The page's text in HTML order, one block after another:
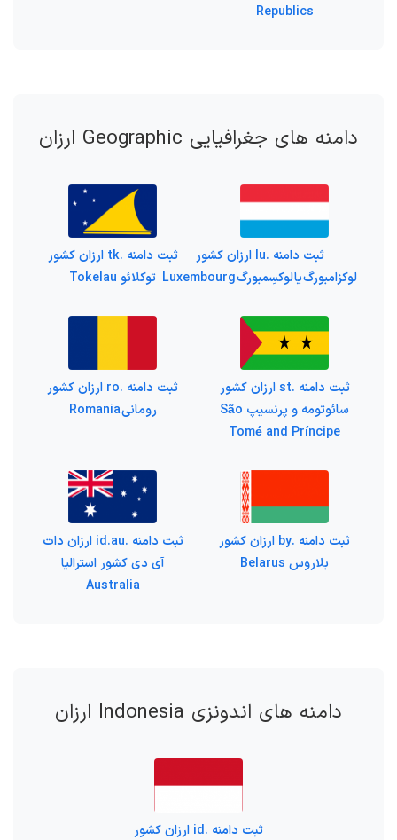
Republics
دامنه های جغرافیایی Geographic ارزان
ثبت دامنه .lu ارزان کشور
لوکزامبورگ یا لوکسِمبورگ Luxembourg
ثبت دامنه .tk ارزان کشور
توکلائو Tokelau
ثبت دامنه .st ارزان کشور
سائوتومه و پرنسیپ São
Tomé and Príncipe
ثبت دامنه .ro ارزان کشور
رومانی Romania
ثبت دامنه .by ارزان کشور
بلاروس Belarus
ثبت دامنه .id.au ارزان دات
آی دی کشور استرالیا
Australia
دامنه های اندونزی Indonesia ارزان
ثبت دامنه .id ارزان کشور